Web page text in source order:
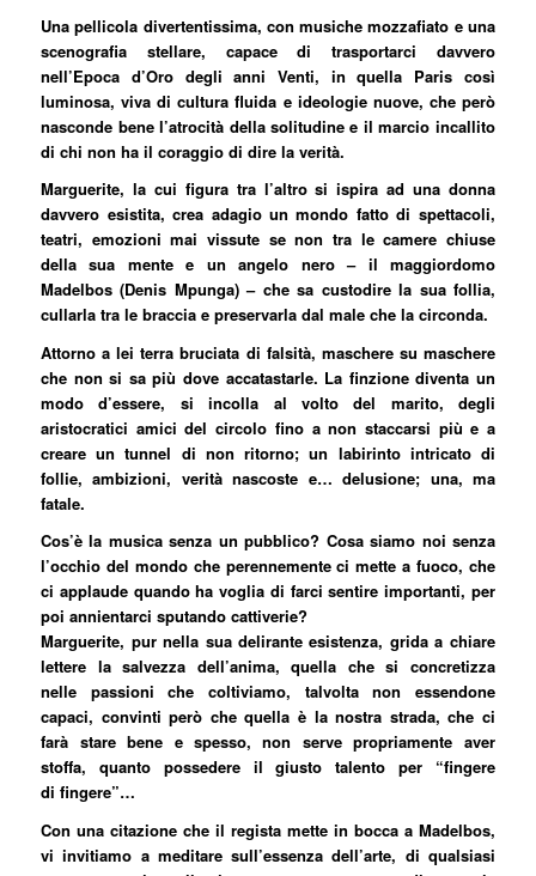
Una pellicola divertentissima, con musiche mozzafiato e una
scenografia stellare, capace di trasportarci davvero
nell’Epoca d’Oro degli anni Venti, in quella Paris così
luminosa, viva di cultura fluida e ideologie nuove, che però
nasconde bene l’atrocità della solitudine e il marcio incallito
di chi non ha il coraggio di dire la verità.
Marguerite, la cui figura tra l’altro si ispira ad una donna
davvero esistita, crea adagio un mondo fatto di spettacoli,
teatri, emozioni mai vissute se non tra le camere chiuse
della sua mente e un angelo nero – il maggiordomo
Madelbos (Denis Mpunga) – che sa custodire la sua follia,
cullarla tra le braccia e preservarla dal male che la circonda.
Attorno a lei terra bruciata di falsità, maschere su maschere
che non si sa più dove accatastarle. La finzione diventa un
modo d’essere, si incolla al volto del marito, degli
aristocratici amici del circolo fino a non staccarsi più e a
creare un tunnel di non ritorno; un labirinto intricato di
follie, ambizioni, verità nascoste e… delusione; una, ma
fatale.
Cos’è la musica senza un pubblico? Cosa siamo noi senza
l’occhio del mondo che perennemente ci mette a fuoco, che
ci applaude quando ha voglia di farci sentire importanti, per
poi annientarci sputando cattiverie?
Marguerite, pur nella sua delirante esistenza, grida a chiare
lettere la salvezza dell’anima, quella che si concretizza
nelle passioni che coltiviamo, talvolta non essendone
capaci, convinti però che quella è la nostra strada, che ci
farà stare bene e spesso, non serve propriamente aver
stoffa, quanto possedere il giusto talento per “fingere
di fingere”…
Con una citazione che il regista mette in bocca a Madelbos,
vi invitiamo a meditare sull’essenza dell’arte, di qualsiasi